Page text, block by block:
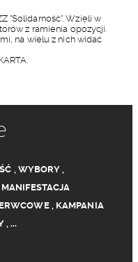
"Solidarność". Wzięli w
z ramienia opozycji.
na wielu z nich widać
, WYBORY ,
MANIFESTACJA
, KAMPANIA
,...